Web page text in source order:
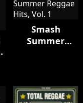
Smash
Summer